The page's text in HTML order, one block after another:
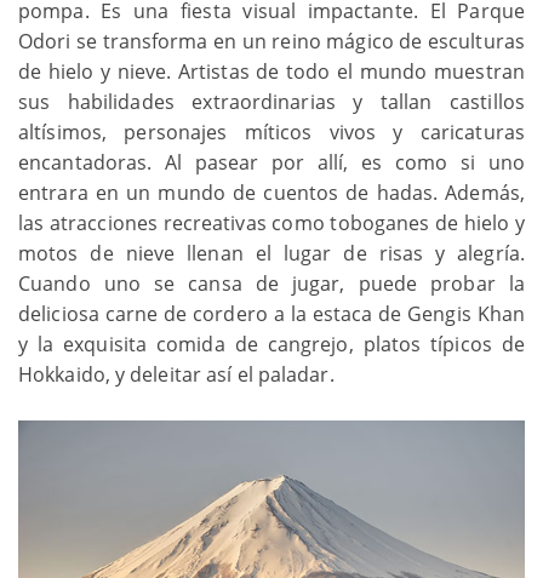
pompa. Es una fiesta visual impactante. El Parque
Odori se transforma en un reino mágico de esculturas
de hielo y nieve. Artistas de todo el mundo muestran
sus habilidades extraordinarias y tallan castillos
altísimos, personajes míticos vivos y caricaturas
encantadoras. Al pasear por allí, es como si uno
entrara en un mundo de cuentos de hadas. Además,
las atracciones recreativas como toboganes de hielo y
motos de nieve llenan el lugar de risas y alegría.
Cuando uno se cansa de jugar, puede probar la
deliciosa carne de cordero a la estaca de Gengis Khan
y la exquisita comida de cangrejo, platos típicos de
Hokkaido, y deleitar así el paladar.